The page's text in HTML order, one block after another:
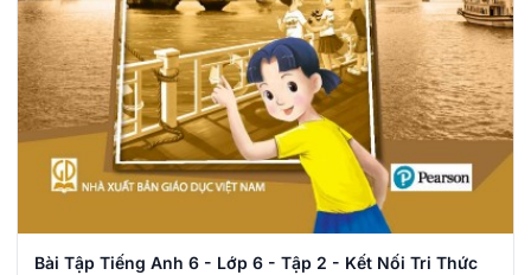
Bài Tập Tiếng Anh 6 - Lớp 6 - Tập 2 - Kết Nối Tri Thức